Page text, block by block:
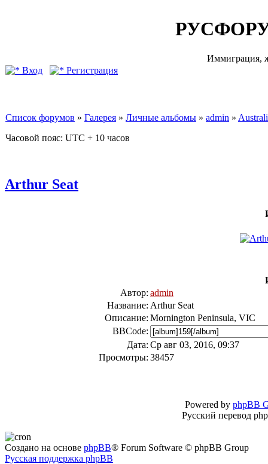
Иммиграция,
Вход
Регистрация
Список форумов » Галерея » Личные альбомы » admin »
Часовой пояс: UTC + 10 часов
Arthur Seat
Автор: admin
Название: Arthur Seat
Описание: Mornington Peninsula, VIC
BBCode:
Дата: Ср авг 03, 2016, 09:37
Просмотры: 38457
Powered by phpBB
Русский перевод
Создано на основе phpBB® Forum Software © phpBB Group
Русская поддержка phpBB